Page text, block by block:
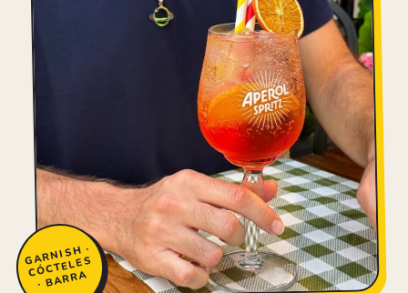
GAR
NIS
H ·
C
ÓCTELES
· BARRA